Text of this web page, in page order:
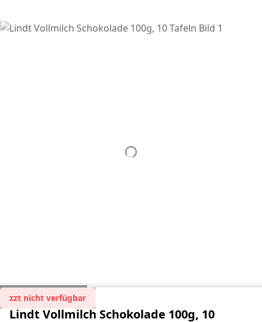
zzt nicht verfügbar
Lindt Vollmilch Schokolade 100g, 10